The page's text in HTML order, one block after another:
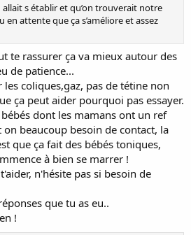
allait s établir et qu’on trouverait notre
attente que ça s’améliore et assez
te rassurer ça va mieux autour des
de patience...
coliques,gaz, pas de tétine non
ça peut aider pourquoi pas essayer.
dont les mamans ont un ref
beaucoup besoin de contact, la
que ça fait des bébés toniques,
à bien se marrer !
n'hésite pas si besoin de
que tu as eu..
!